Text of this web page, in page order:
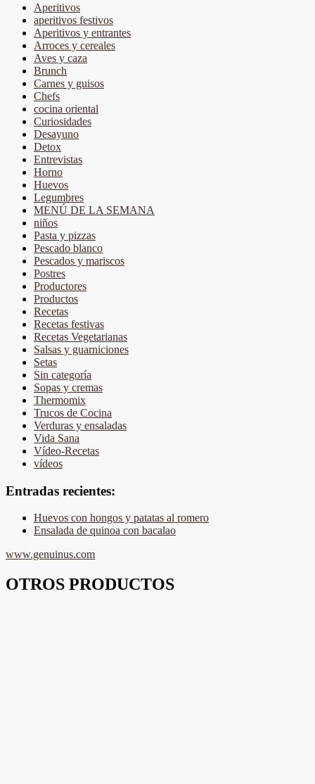
Aperitivos
aperitivos festivos
Aperitivos y entrantes
Arroces y cereales
Aves y caza
Brunch
Carnes y guisos
Chefs
cocina oriental
Curiosidades
Desayuno
Detox
Entrevistas
Horno
Huevos
Legumbres
MENÚ DE LA SEMANA
niños
Pasta y pizzas
Pescado blanco
Pescados y mariscos
Postres
Productores
Productos
Recetas
Recetas festivas
Recetas Vegetarianas
Salsas y guarniciones
Setas
Sin categoría
Sopas y cremas
Thermomix
Trucos de Cocina
Verduras y ensaladas
Vida Sana
Vídeo-Recetas
vídeos
Entradas recientes:
Huevos con hongos y patatas al romero
Ensalada de quinoa con bacalao
www.genuinus.com
OTROS PRODUCTOS